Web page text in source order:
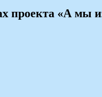
проекта «А мы